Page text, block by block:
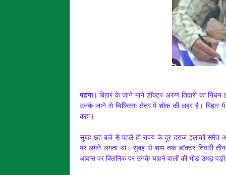
पटना। बिहार के जाने माने डॉक्टर अरुण तिवारी का
उनके जाने से चिकित्सा क्षेत्र में शोक की लहर है।
कहा।
सुबह छह बजे से पहले ही राज्य के दूर-दराज इलाकों समेत
पर लगने लगता था। सुबह से शाम तक डॉक्टर तिवारी
आवास पर क्लिनिक पर उनके चाहने वालों की भीड़ उमड़